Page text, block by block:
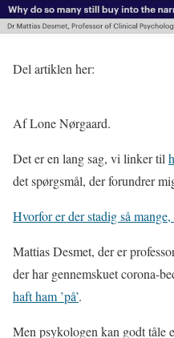
Del artiklen her:
Af Lone Nørgaard.
Det er en lang sag, vi linker til
det spørgsmål, der forundrer
Hvorfor er der stadig så
Mattias Desmet, der er
der har gennemskuet corona-
haft ham ’på’.
Men psykologen kan godt tåle